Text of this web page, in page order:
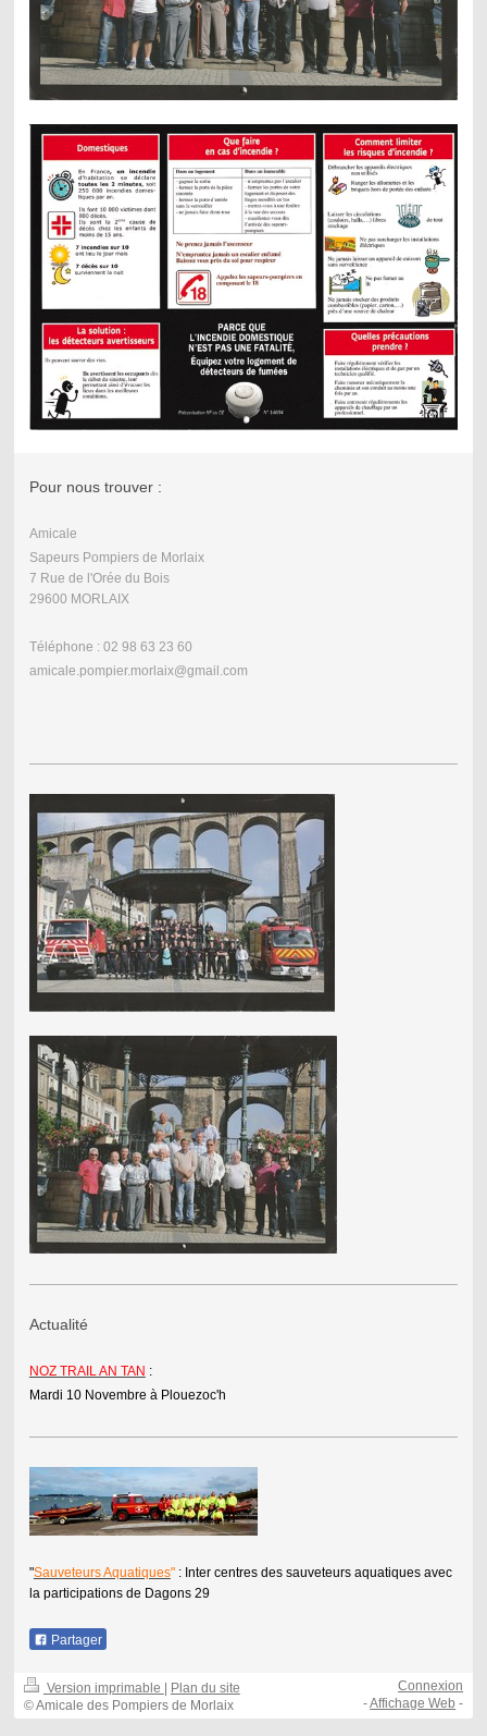
Pour nous trouver :
Amicale
Sapeurs Pompiers de Morlaix
7 Rue de l'Orée du Bois
29600 MORLAIX
Téléphone : 02 98 63 23 60
amicale.pompier.morlaix@gmail.com
Actualité
NOZ TRAIL AN TAN :
Mardi 10 Novembre à Plouezoc'h
"Sauveteurs Aquatiques" : Inter centres des sauveteurs aquatiques avec
la participations de Dagons 29
Partager
Version imprimable
Plan du site
© Amicale des Pompiers de Morlaix
Connexion
-Affichage Web -